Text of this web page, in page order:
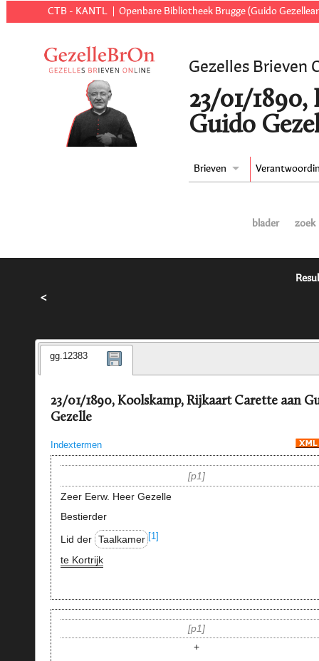
CTB - KANTL Openbare Bibliotheek Brugge (Guido
Gezelles Brieven
23/01/
Guido
Brieven
blader zoek
<
gg.12383
23/01/1890, Koolskamp, Rijkaart Carette aan
Gezelle
Indextermen
p1
Zeer Eerw. Heer Gezelle
Bestierder
Lid der Taalkamer [1]
te Kortrijk
p1
+